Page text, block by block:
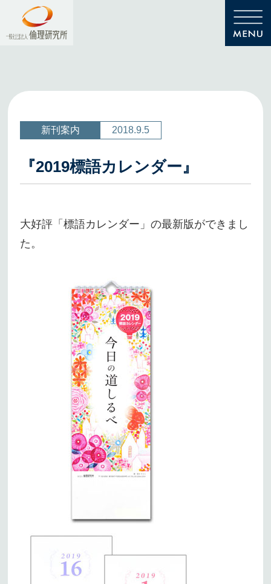
新刊案内 2018.9.5
『2019標語カレンダー』
大好評「標語カレンダー」の最新版ができまし
た。